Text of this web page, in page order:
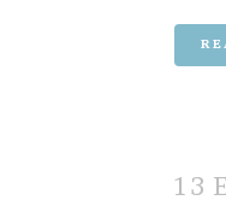
13